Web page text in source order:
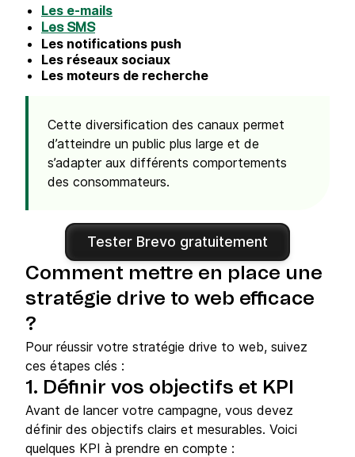
Les e-mails
Les SMS
Les notifications push
Les réseaux sociaux
Les moteurs de recherche
Cette diversification des canaux permet
d’atteindre un public plus large et de
s’adapter aux différents comportements
des consommateurs.
Tester Brevo gratuitement
Comment mettre en place une
stratégie drive to web efficace
?
Pour réussir votre stratégie drive to web, suivez
ces étapes clés :
1. Définir vos objectifs et KPI
Avant de lancer votre campagne, vous devez
définir des objectifs clairs et mesurables. Voici
quelques KPI à prendre en compte :